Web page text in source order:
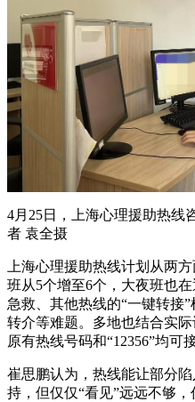
4月25日，上海心理援助热线
者 袁全摄
上海心理援助热线计划从两
班从5个增至6个，大夜班也
急救、其他热线的“一键转接
转介等难题。多地也结合实
原有热线号码和“12356”均可
崔思鹏认为，热线能让部分
持，但仅仅“看见”远远不够